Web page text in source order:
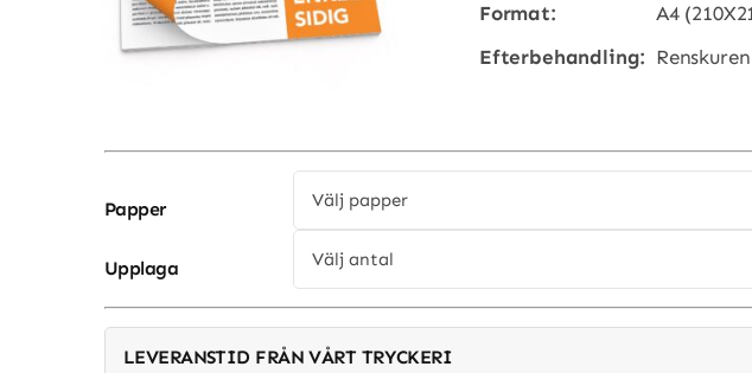
Format:
A4
Efterbehandling: Renskuren
Papper
Upplaga
LEVERANSTID FRÅN VÅRT TRYCKERI